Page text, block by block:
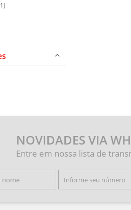
NOVIDADES VIA
Entre em nossa lista de